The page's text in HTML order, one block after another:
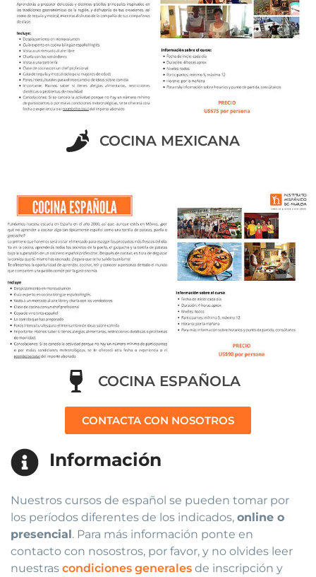
COCINA MEXICANA
COCINA ESPAÑOLA
CONTACTA CON NOSOTROS
Información
Nuestros cursos de español se pueden tomar por
los períodos diferentes de los indicados, online o
presencial. Para más información ponte en
contacto con nosostros, por favor, y no olvides leer
nuestras condiciones generales de inscripción y